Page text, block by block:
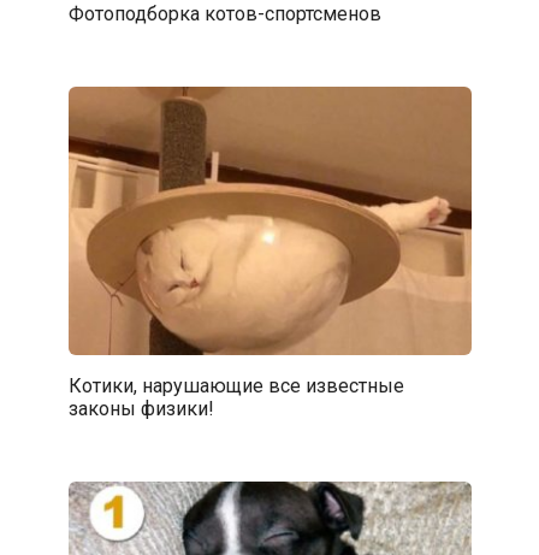
Фотоподборка котов-спортсменов
Котики, нарушающие все известные
законы физики!